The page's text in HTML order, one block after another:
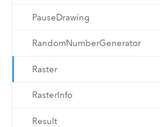
PauseDrawing
RandomNumberGenerator
Raster
RasterInfo
Result